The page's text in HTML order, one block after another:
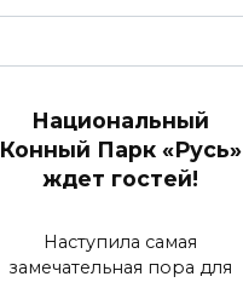
Национальный
Конный Парк «Русь»
ждет гостей!
Наступила самая
замечательная пора для